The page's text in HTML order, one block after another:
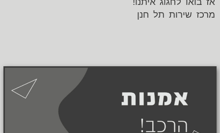
מרכז שירות תל חנן